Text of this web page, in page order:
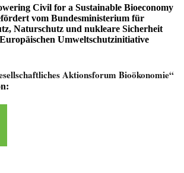
Civil for a Sustainable Bioeconomy
vom Bundesministerium für
Naturschutz und nukleare Sicherheit
Umweltschutzinitiative
Aktionsforum Bioökonomie“